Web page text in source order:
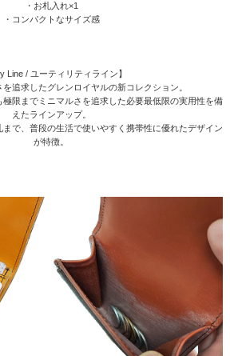
・お札入れ×1
・コンパクトなサイズ感
Line / ユーティリティライン】
追求したグレンロイヤルの新コレクション。
限までミニマルさを追求した必要最低限の実用性を備
えたラインアップ。
で、普段の生活で使いやすく携帯性に優れたデザイン
が特徴。